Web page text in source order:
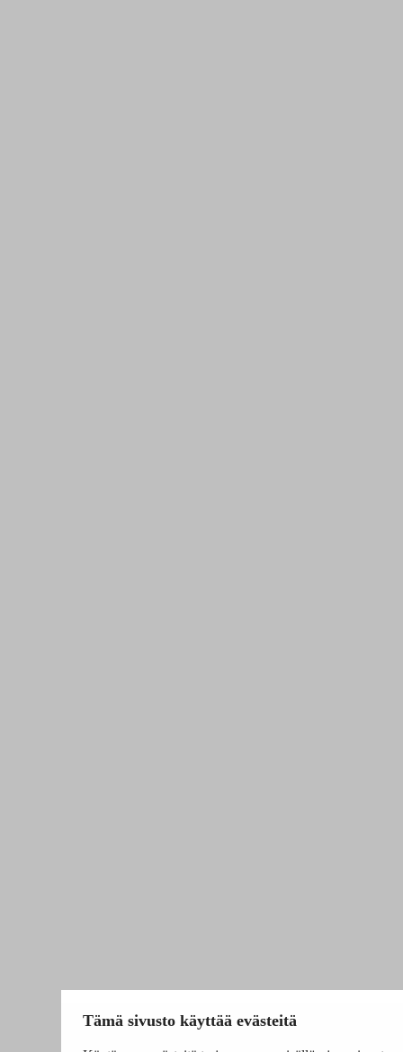
Tämä sivusto käyttää evästeitä